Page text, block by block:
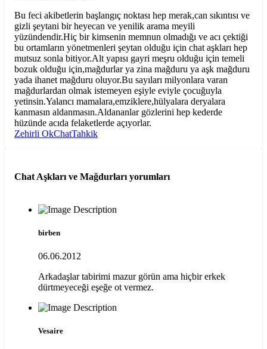
Bu feci akibetlerin başlangıç noktası hep merak,can sıkıntısı ve
gizli şeytani bir heyecan ve yenilik arama meyili
yüzündendir.Hiç bir kimsenin memnun olmadığı ve acı çektiği
bu ortamların yönetmenleri şeytan olduğu için chat aşkları hep
mutsuz sonla bitiyor.Alt yapısı gayri meşru olduğu için temeli
bozuk olduğu için,mağdurlar ya zina mağduru ya aşk mağduru
yada ihanet mağduru oluyor.Bu sayıları milyonlara varan
mağdurlardan olmak istemeyen eşiyle eviyle çocuğuyla
yetinsin.Yalancı mamalara,emziklere,hülyalara deryalara
kanmasın aldanmasın.Aldananlar gözlerini hep kederde
hüzünde acıda felaketlerde açıyorlar.
Zehirli OkChatTahkik
Chat Aşkları ve Mağdurları yorumları
birben
06.06.2012
Arkadaşlar tabirimi mazur görün ama hiçbir erkek
dürtmeyeceği eşeğe ot vermez.
Vesaire